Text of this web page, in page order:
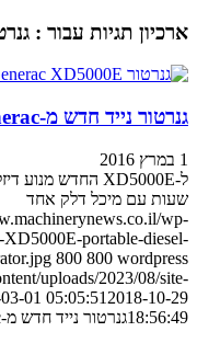
ארכיון תגיות עבור :
גנרטור נייד חדש מ-Generac
1 במרץ 2016
שעות עם מיכל דלק אחד
wp-
XD5000E-portable-diesel-
800 800 wordpress
uploads/2023/08/site-
01 05:05:51 2018-10-29
18:56:49גנרטור נייד חדש מ-Generac